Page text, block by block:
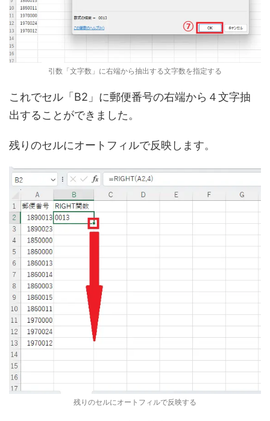
引数「文字数」に右端から抽出する文字数を指定する
これでセル「B2」に郵便番号の右端から４文字抽
出することができました。
残りのセルにオートフィルで反映します。
残りのセルにオートフィルで反映する